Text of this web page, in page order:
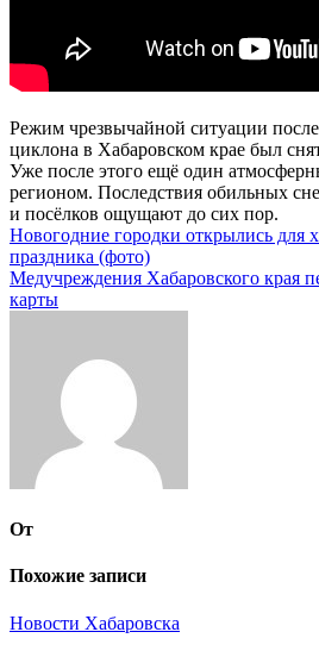
Режим чрезвычайной ситуации
циклона в Хабаровском крае был
Уже после этого ещё один
регионом. Последствия обильных
и посёлков ощущают до сих пор.
Навигация
по
записям
Новогодние городки открылись для
праздника (фото)
Медучреждения Хабаровского края
карты
От
Похожие записи
Новости Хабаровска